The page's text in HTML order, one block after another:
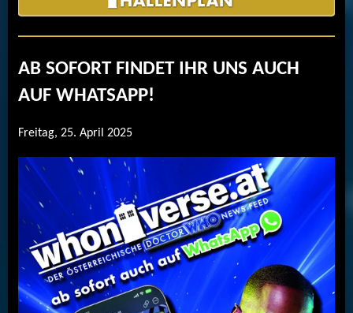
AB SOFORT FINDET IHR UNS AUCH
AUF WHATSAPP!
Freitag, 25. April 2025